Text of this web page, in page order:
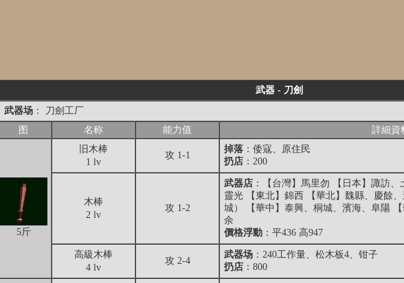
武器 - 刀劍
武器场 ： 刀劍工厂
图
名称 能力值 詳細資
5斤
旧木棒
1 lv
攻 1-1
掉落 ： 倭寇、 原住民
扔店 ：200
木棒
2 lv
攻 1-2
武器店 ：【台灣】馬里勿 【日本】諏訪
靈光 【東北】錦西 【華北】魏縣、慶餘
城） 【華中】泰興、桐城、濱海、阜陽
余
價格浮動 ：平436 高947
高級木棒
4 lv
攻 2-4
武器场 ：240工作量、松木板4、钳子
扔店 ：800